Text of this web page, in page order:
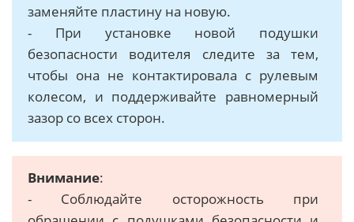
заменяйте пластину на новую.
- При установке новой подушки
безопасности водителя следите за тем,
чтобы она не контактировала с рулевым
колесом, и поддерживайте равномерный
зазор со всех сторон.
Внимание:
- Соблюдайте осторожность при